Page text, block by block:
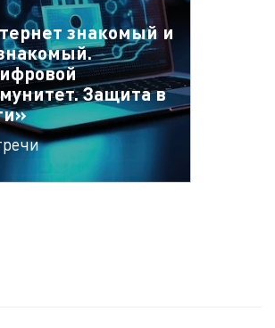
знакомый и
Защита в